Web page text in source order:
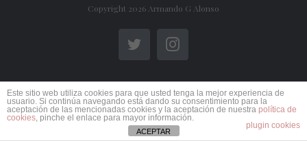
Copyright 2026 Armando G Alonso
TwitterInstagram
Este sitio web utiliza cookies para que usted tenga la mejor experiencia de
usuario. Si continúa navegando está dando su consentimiento para la
aceptación de las mencionadas cookies y la aceptación de nuestra política de
cookies, pinche el enlace para mayor información.
plugin cookies
ACEPTAR